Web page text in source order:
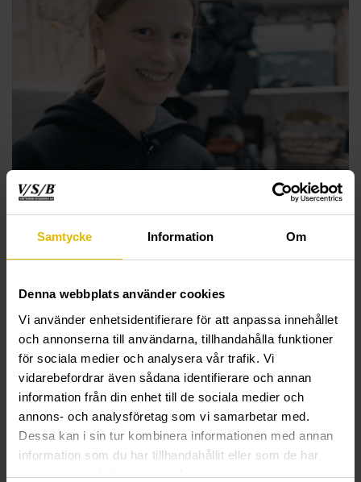
Samtycke Information Om
Denna webbplats använder cookies
Vi använder enhetsidentifierare för att anpassa innehållet
och annonserna till användarna, tillhandahålla funktioner
för sociala medier och analysera vår trafik. Vi
vidarebefordrar även sådana identifierare och annan
information från din enhet till de sociala medier och
annons- och analysföretag som vi samarbetar med.
Dessa kan i sin tur kombinera informationen med annan
information som du har tillhandahållit eller som de har
samlat in när du har använt deras tjänster.
SKRIDSKOFÖRRÅDET
Den här gången är det Kajsa och Alma som tillsammans med
Anders fixar i ordning förrådet i deras konståkningsklubb!
SE FILMEN